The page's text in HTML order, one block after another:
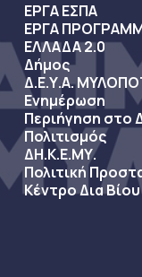
ΕΡΓΑ ΕΣΠΑ
ΕΡΓΑ
ΕΛΛΑΔΑ 2.0
Δήμος
Δ.Ε.Υ.Α.
Ενημέρωση
Περιήγηση στο
Πολιτισμός
ΔΗ.Κ.Ε.ΜΥ.
Πολιτική
Κέντρο Δια